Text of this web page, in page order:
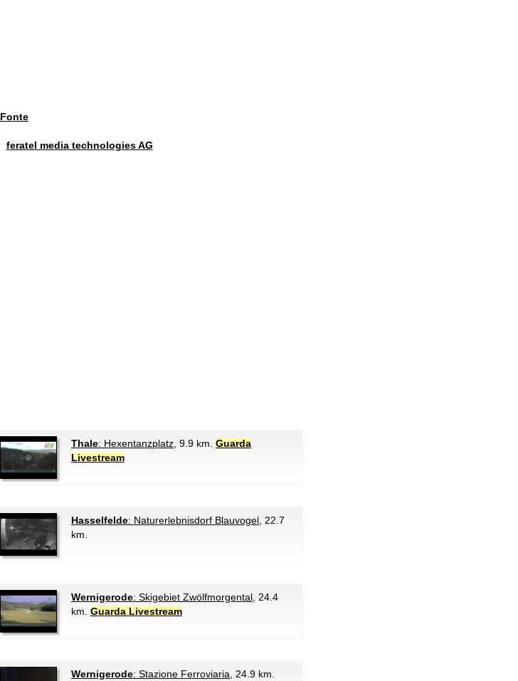
Fonte
feratel media technologies AG
Thale: Hexentanzplatz , 9.9 km. Guarda
Livestream
Hasselfelde: Naturerlebnisdorf Blauvogel , 22.7
km.
Wernigerode: Skigebiet Zwölfmorgental , 24.4
km. Guarda Livestream
Wernigerode: Stazione Ferroviaria , 24.9 km.